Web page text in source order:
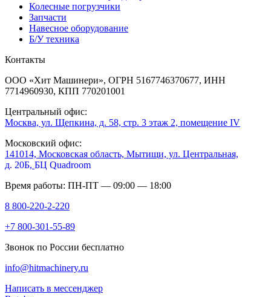
Колесные погрузчики
Запчасти
Навесное оборудование
Б/У техника
Контакты
ООО «Хит Машинери», ОГРН 5167746370677, ИНН
7714960930, КПП 770201001
Центральный офис:
Москва, ул. Щепкина, д. 58, стр. 3 этаж 2, помещение IV
Московский офис:
141014, Московская область, Мытищи, ул. Центральная,
д. 20Б, БЦ Quadroom
Время работы: ПН-ПТ — 09:00 — 18:00
8 800-220-2-220
+7 800-301-55-89
Звонок по России бесплатно
info@hitmachinery.ru
Написать в мессенджер